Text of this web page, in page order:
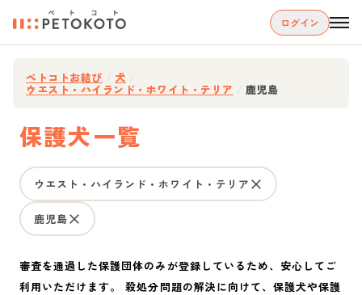
ログイン
ペトコトお結び 犬
ウエスト・ハイランド・ホワイト・テリア 鹿児島
保護犬一覧
ウエスト・ハイランド・ホワイト・テリア
鹿児島
審査を通過した保護団体のみが登録しているため、安心してご
利用いただけます。 殺処分問題の解決に向けて、保護犬や保護